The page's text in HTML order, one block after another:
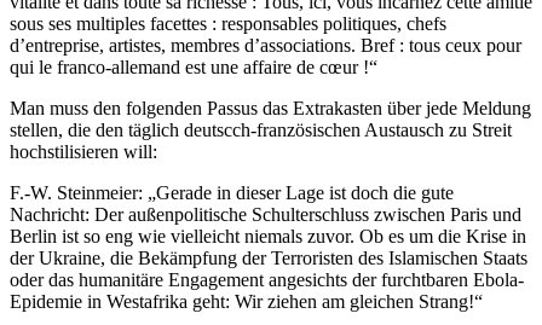
sous ses multiples facettes : responsables politiques, chefs
d’entreprise, artistes, membres d’associations. Bref : tous ceux pour
qui le franco-allemand est une affaire de cœur !“
Man muss den folgenden Passus das Extrakasten über jede Meldung
stellen, die den täglich deutscch-französischen Austausch zu Streit
hochstilisieren will:
F.-W. Steinmeier: „Gerade in dieser Lage ist doch die gute
Nachricht: Der außenpolitische Schulterschluss zwischen Paris und
Berlin ist so eng wie vielleicht niemals zuvor. Ob es um die Krise in
der Ukraine, die Bekämpfung der Terroristen des Islamischen Staats
oder das humanitäre Engagement angesichts der furchtbaren Ebola-
Epidemie in Westafrika geht: Wir ziehen am gleichen Strang!“